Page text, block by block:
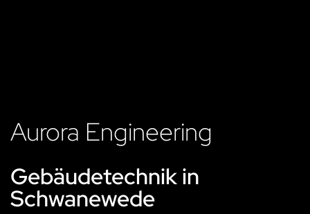
Aurora Engineering
Gebäudetechnik in
Schwanewede